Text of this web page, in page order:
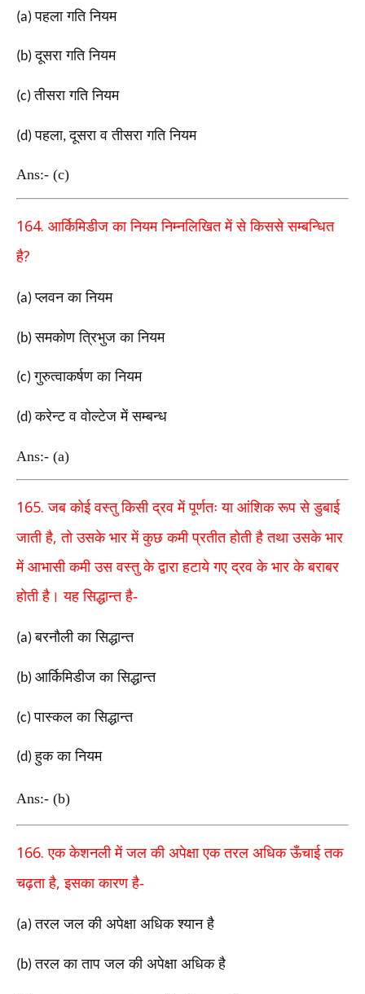
(a)पहला गति नियम
(b)दूसरा गति नियम
(c)तीसरा गति नियम
(d)पहला,दूसरा व तीसरा गति नियम
Ans:- (c)
164. आर्किमिडीज का नियम निम्नलिखित में से किससे सम्बन्धित
है?
(a)प्लवन का नियम
(b)समकोण त्रिभुज का नियम
(c)गुरुत्वाकर्षण का नियम
(d)करेन्ट व वोल्टेज में सम्बन्ध
Ans:- (a)
165.जब कोई वस्तु किसी द्रव में पूर्णतः या आंशिक रूप से डुबाई
जाती है,तो उसके भार में कुछ कमी प्रतीत होती है तथा उसके भार
में आभासी कमी उस वस्तु के द्वारा हटाये गए द्रव के भार के बराबर
होती है। यह सिद्धान्त है-
(a)बरनौली का सिद्धान्त
(b) आर्किमिडीज का सिद्धान्त
(c)पास्कल का सिद्धान्त
(d)हुक का नियम
Ans:- (b)
166.एक केशनली में जल की अपेक्षा एक तरल अधिक ऊँचाई तक
चढ़ता है,इसका कारण है-
(a)तरल जल की अपेक्षा अधिक श्यान है
(b)तरल का ताप जल की अपेक्षा अधिक है